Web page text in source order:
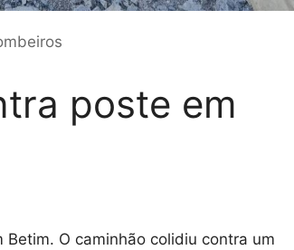
poste em
O caminhão colidiu contra um